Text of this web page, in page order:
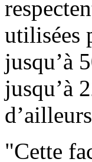
utilisées
jusqu’à
jusqu’à
"Cette